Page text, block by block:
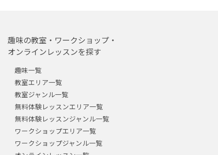
趣味の教室・ワークショップ・
オンラインレッスンを探す
趣味一覧
教室エリア一覧
教室ジャンル一覧
無料体験レッスンエリア一覧
無料体験レッスンジャンル一覧
ワークショップエリア一覧
ワークショップジャンル一覧